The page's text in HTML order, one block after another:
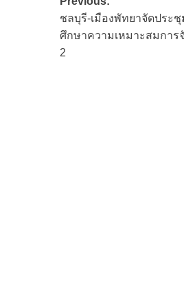
navigation
ชลบุรี-เมืองพัทยาจัดประ
ศึกษาความเหมาะสมการ
2